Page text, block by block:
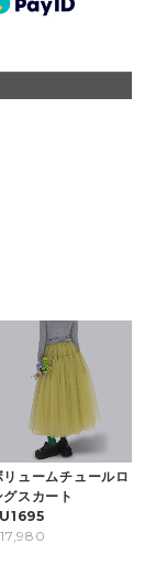
リュームチュールロ
グスカート